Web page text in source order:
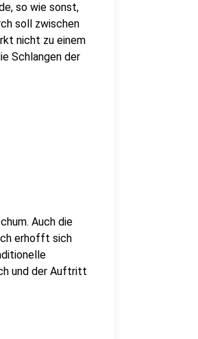
so wie sonst,
soll zwischen
nicht zu einem
Schlangen der
Auch die
erhofft sich
und der Auftritt